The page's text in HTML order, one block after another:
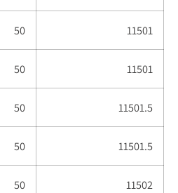
11501
50
11501
50
11501.5
50
11501.5
50
11502
50